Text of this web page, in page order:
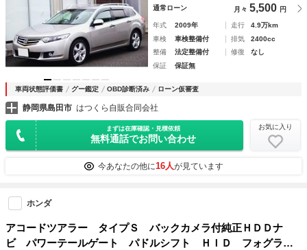
通常ローン 月々 5,500 円
年式 2009年 走行
4.9万km
車検
車検整備付 排気
2400cc
整備
法定整備付 修復
なし
保証
保証無
車両状態評価書 グー鑑定 OBD診断済み ローン仮審査
静岡県島田市 はつくら自販合同会社
まずは在庫確認・見積依頼
無料通話でお問い合わせ
お気に入り
今あなたの他に16人が見ています
ホンダ
アコードツアラー タイプＳ バックカメラ付純正ＨＤＤナ
ビ パワーテールゲート パドルシフト ＨＩＤ フォグライ